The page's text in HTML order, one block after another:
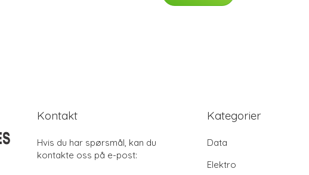
Kontakt
Hvis du har spørsmål, kan du
kontakte oss på e-post:
Kategorier
Data
Elektro